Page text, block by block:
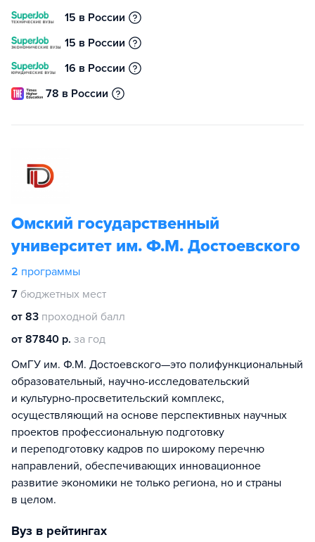
15 в России
15 в России
16 в России
78 в России
Омский государственный
университет им. Ф.М. Достоевского
2 программы
7 бюджетных мест
от 83 проходной балл
от 87840 р. за год
ОмГУ им. Ф.М. Достоевского—это полифункциональный
образовательный, научно-исследовательский
и культурно-просветительский комплекс,
осуществляющий на основе перспективных научных
проектов профессиональную подготовку
и переподготовку кадров по широкому перечню
направлений, обеспечивающих инновационное
развитие экономики не только региона, но и страны
в целом.
Вуз в рейтингах